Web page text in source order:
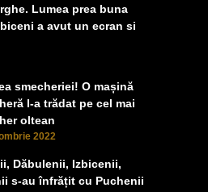
Lumea prea buna
a avut un ecran si
smecheriei! O mașină
l-a trădat pe cel mai
oltean
2022
Dăbulenii, Izbicenii,
s-au înfrățit cu Puchenii